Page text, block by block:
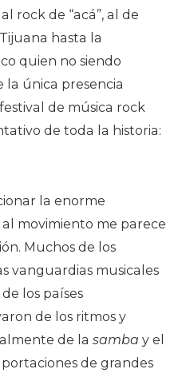
rock de “acá”, al de
hasta la
quien no siendo
la única presencia
de música rock
de toda la historia:
la enorme
movimiento me parece
Muchos de los
vanguardias musicales
los países
de los ritmos y
de la samba y el
de grandes